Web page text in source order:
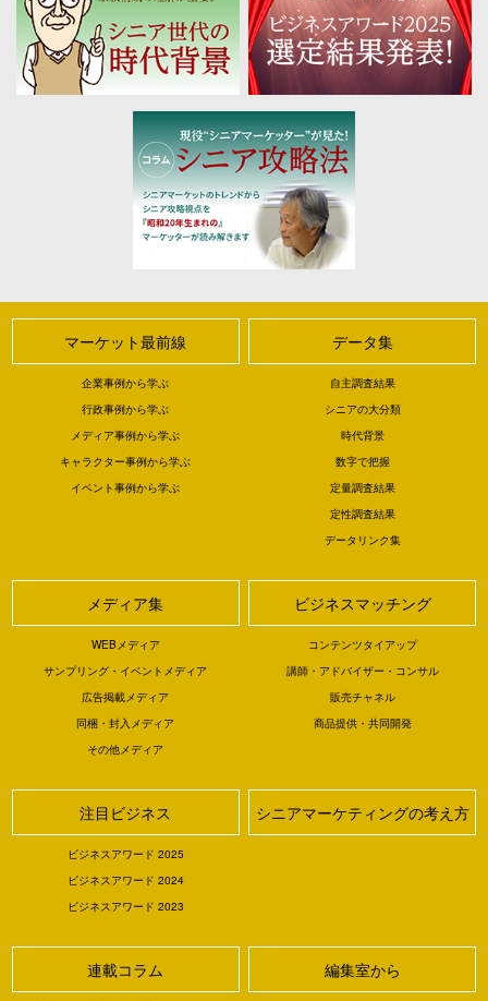
マーケット最前線
企業事例から学ぶ
行政事例から学ぶ
メディア事例から学ぶ
キャラクター事例から学ぶ
イベント事例から学ぶ
データ集
自主調査結果
シニアの大分類
時代背景
数字で把握
定量調査結果
定性調査結果
データリンク集
メディア集
WEBメディア
サンプリング・イベントメディア
広告掲載メディア
同梱・封入メディア
その他メディア
ビジネスマッチング
コンテンツタイアップ
講師・アドバイザー・コンサル
販売チャネル
商品提供・共同開発
注目ビジネス
ビジネスアワード 2025
ビジネスアワード 2024
ビジネスアワード 2023
シニアマーケティングの考え方
連載コラム 編集室から